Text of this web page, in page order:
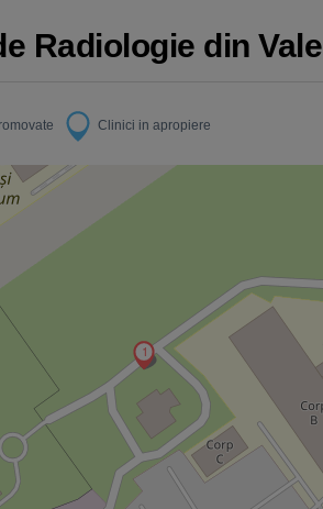
Radiologie din
Clinici in apropiere
1